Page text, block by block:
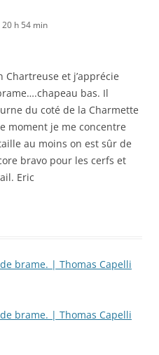
h 54 min
et j’apprécie
bas. Il
du coté de la Charmette
moment je me concentre
au moins on est sûr de
bravo pour les cerfs et
Eric
brame. | Thomas Capelli
brame. | Thomas Capelli